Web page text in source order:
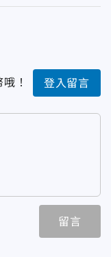
！ 登入留言
留言